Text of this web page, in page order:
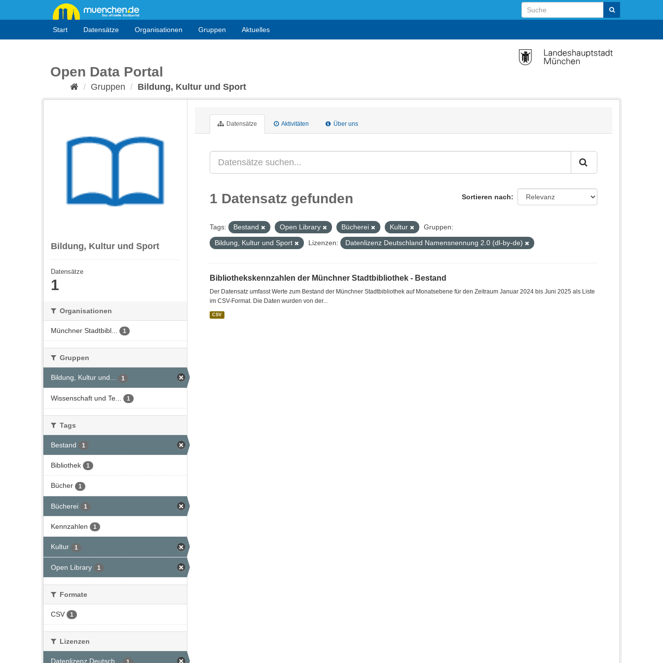
Start Datensätze Organisationen Gruppen Aktuelles
Open Data Portal
Gruppen Bildung, Kultur und Sport
Bildung, Kultur und Sport
Datensätze
1
Organisationen
Münchner Stadtbibl... 1
Gruppen
Bildung, Kultur und... 1
Wissenschaft und Te... 1
Tags
Bestand 1
Bibliothek 1
Bücher 1
Bücherei 1
Kennzahlen 1
Kultur 1
Open Library 1
Formate
CSV 1
Lizenzen
Datenlizenz Deutsch...
Datensätze Aktivitäten Über uns
Sortieren nach
1 Datensatz gefunden
Tags: Bestand Open Library Bücherei Kultur
Gruppen:
Bildung, Kultur und Sport
Lizenzen: Datenlizenz Deutschland Namensnennung 2.0 (dl-by-de)
Bibliothekskennzahlen der Münchner Stadtbibliothek - Bestand
Der Datensatz umfasst Werte zum Bestand der Münchner Stadtbibliothek auf Monatsebene für den Zeitraum Januar 2024 bis Juni 2025 als Liste
im CSV-Format. Die Daten wurden von der...
CSV